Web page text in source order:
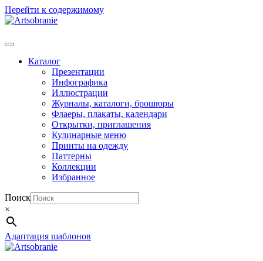
Перейти к содержимому
Каталог
Презентации
Инфографика
Иллюстрации
Журналы, каталоги, брошюры
Флаеры, плакаты, календари
Открытки, приглашения
Кулинарные меню
Принты на одежду
Паттерны
Коллекции
Избранное
Поиск
×
Адаптация шаблонов